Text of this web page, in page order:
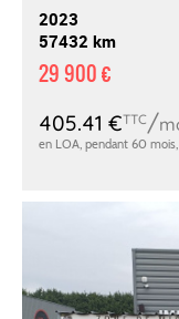
2023
57432 km
29 900 €